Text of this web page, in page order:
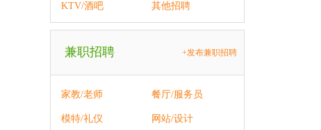
KTV/酒吧 其他招聘
兼职招聘 +发布兼职招聘
家教/老师 餐厅/服务员
模特/礼仪 网站/设计